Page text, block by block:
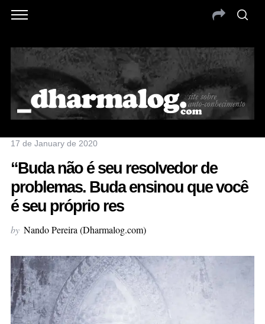
17 de January de 2020
“Buda não é seu resolvedor de
problemas. Buda ensinou que você
é seu próprio res
by Nando Pereira (Dharmalog.com)